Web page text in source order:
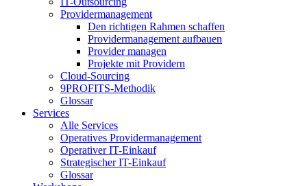
Providermanagement
Den richtigen Rahmen schaffen
Providermanagement aufbauen
Provider managen
Projekte mit Providern
Cloud-Sourcing
9PROFITS-Methodik
Glossar
Services
Alle Services
Operatives Providermanagement
Operativer IT-Einkauf
Strategischer IT-Einkauf
Glossar